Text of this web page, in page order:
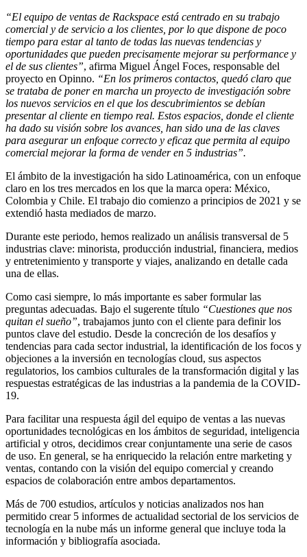
“El equipo de ventas de Rackspace está centrado en su trabajo
comercial y de servicio a los clientes, por lo que dispone de poco
tiempo para estar al tanto de todas las nuevas tendencias y
oportunidades que pueden precisamente mejorar su performance y
el de sus clientes”, afirma Miguel Ángel Foces, responsable del
proyecto en Opinno. “En los primeros contactos, quedó claro que
se trataba de poner en marcha un proyecto de investigación sobre
los nuevos servicios en el que los descubrimientos se debían
presentar al cliente en tiempo real. Estos espacios, donde el cliente
ha dado su visión sobre los avances, han sido una de las claves
para asegurar un enfoque correcto y eficaz que permita al equipo
comercial mejorar la forma de vender en 5 industrias”.
El ámbito de la investigación ha sido Latinoamérica, con un enfoque
claro en los tres mercados en los que la marca opera: México,
Colombia y Chile. El trabajo dio comienzo a principios de 2021 y se
extendió hasta mediados de marzo.
Durante este periodo, hemos realizado un análisis transversal de 5
industrias clave: minorista, producción industrial, financiera, medios
y entretenimiento y transporte y viajes, analizando en detalle cada
una de ellas.
Como casi siempre, lo más importante es saber formular las
preguntas adecuadas. Bajo el sugerente título “Cuestiones que nos
quitan el sueño”, trabajamos junto con el cliente para definir los
puntos clave del estudio. Desde la concreción de los desafíos y
tendencias para cada sector industrial, la identificación de los focos y
objeciones a la inversión en tecnologías cloud, sus aspectos
regulatorios, los cambios culturales de la transformación digital y las
respuestas estratégicas de las industrias a la pandemia de la COVID-
19.
Para facilitar una respuesta ágil del equipo de ventas a las nuevas
oportunidades tecnológicas en los ámbitos de seguridad, inteligencia
artificial y otros, decidimos crear conjuntamente una serie de casos
de uso. En general, se ha enriquecido la relación entre marketing y
ventas, contando con la visión del equipo comercial y creando
espacios de colaboración entre ambos departamentos.
Más de 700 estudios, artículos y noticias analizados nos han
permitido crear 5 informes de actualidad sectorial de los servicios de
tecnología en la nube más un informe general que incluye toda la
información y bibliografía asociada.